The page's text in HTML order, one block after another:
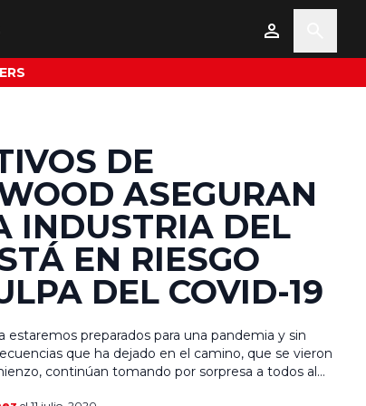
DE
ASEGURAN
INDUSTRIA DEL
EN RIESGO
DEL COVID-19
estaremos preparados para una pandemia y sin
que ha dejado en el camino, que se vieron
continúan tomando por sorpresa a todos al